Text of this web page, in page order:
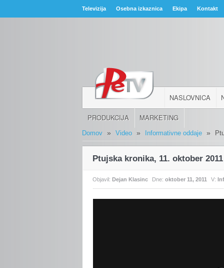
Televizija Osebna izkaznica Ekipa Kontakt
NASLOVNICA
PRODUKCIJA MARKETING
Domov » Video » Informativne oddaje »
Ptujska kronika, 11. oktober 2011
Objavil:Dejan Klasinc Dne:oktober 11, 2011 V: